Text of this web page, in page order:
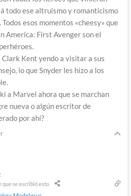
todo ese altruismo y romanticismo
esos momentos «cheesy» que
America: First Avenger son el
Clark Kent yendo a visitar a sus
lo que Snyder les hizo a los
a Marvel ahora que se marchan
nueva o algún escritor de
por ahí?
que se escribió esto